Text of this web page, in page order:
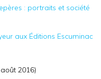
: portraits et société
aux Éditions Escuminac
2016)